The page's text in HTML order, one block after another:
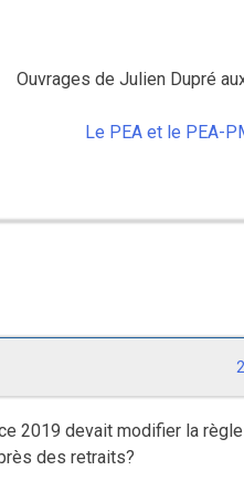
Ouvrages de Julien Dupré
Le PEA et le PEA-
2019 devait modifier la
des retraits?